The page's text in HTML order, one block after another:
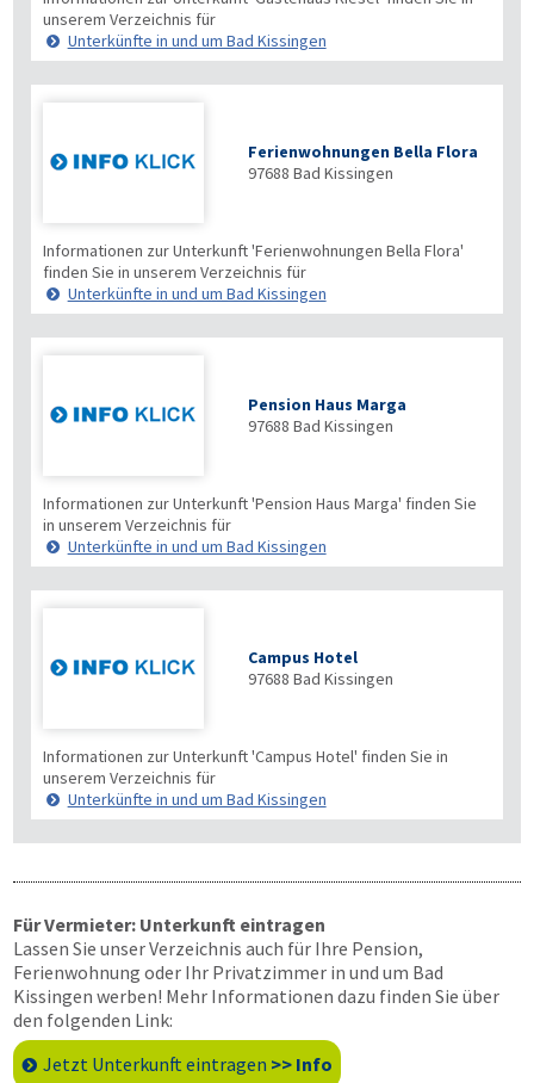
unserem Verzeichnis für
Unterkünfte in und um Bad Kissingen
Ferienwohnungen Bella Flora
97688 Bad Kissingen
Informationen zur Unterkunft 'Ferienwohnungen Bella Flora'
finden Sie in unserem Verzeichnis für
Unterkünfte in und um Bad Kissingen
Pension Haus Marga
97688 Bad Kissingen
Informationen zur Unterkunft 'Pension Haus Marga' finden Sie
in unserem Verzeichnis für
Unterkünfte in und um Bad Kissingen
Campus Hotel
97688 Bad Kissingen
Informationen zur Unterkunft 'Campus Hotel' finden Sie in
unserem Verzeichnis für
Unterkünfte in und um Bad Kissingen
Für Vermieter: Unterkunft eintragen
Lassen Sie unser Verzeichnis auch für Ihre Pension,
Ferienwohnung oder Ihr Privatzimmer in und um Bad
Kissingen werben! Mehr Informationen dazu finden Sie über
den folgenden Link:
Jetzt Unterkunft eintragen >> Info